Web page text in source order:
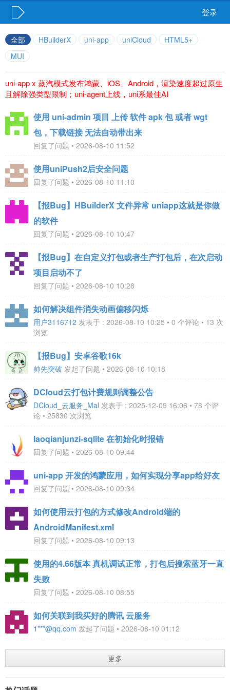
登录
全部 HBuilderX uni-app uniCloud
HTML5+
MUI
uni-app x 蒸汽模式发布鸿蒙、iOS、Android，渲染速度超过原生
且解除强类型限制；uni-agent上线，uni系最佳AI
使用 uni-admin 项目 上传 软件 apk 包 或者 wgt
包，下载链接 无法自动带出来
回复了问题 • 2026-08-10 11:52
使用uniPush2后安全问题
回复了问题 • 2026-08-10 11:10
【报Bug】HBuilderX 文件异常 uniapp这就是你做
的软件
回复了问题 • 2026-08-10 10:47
【报Bug】在自定义打包或者生产打包后，在次启动
项目启动不了
回复了问题 • 2026-08-10 10:28
如何解决组件消失动画偏移闪烁
用户3116712 发表于 : 2026-08-10 10:25 • 0 个评论 • 13 次
浏览
【报Bug】安卓谷歌16k
帅先突破 发起了问题 • 2026-08-10 10:18
DCloud云打包计费规则调整公告
DCloud_云服务_Mal 发表于 : 2025-12-09 16:06 • 78 个评
论 • 25830 次浏览
laoqianjunzi-sqlite 在初始化时报错
回复了问题 • 2026-08-10 09:44
uni‑app 开发的鸿蒙应用，如何实现分享app给好友
回复了问题 • 2026-08-10 09:34
如何使用云打包的方式修改Android端的
AndroidManifest.xml
回复了问题 • 2026-08-10 09:13
使用的4.66版本 真机调试正常，打包后搜索蓝牙一直
失败
回复了问题 • 2026-08-10 08:55
如何关联到我买好的腾讯 云服务
1***@qq.com 发起了问题 • 2026-08-10 01:12
更多